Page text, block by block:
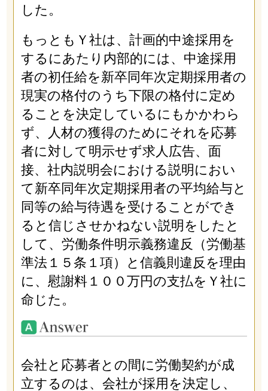
した。
もっともＹ社は、計画的中途採用を
するにあたり内部的には、中途採用
者の初任給を新卒同年次定期採用者の
現実の格付のうち下限の格付に定め
ることを決定しているにもかかわら
ず、人材の獲得のためにそれを応募
者に対して明示せず求人広告、面
接、社内説明会における説明におい
て新卒同年次定期採用者の平均給与と
同等の給与待遇を受けることができ
ると信じさせかねない説明をしたと
して、労働条件明示義務違反（労働基
準法１５条１項）と信義則違反を理由
に、慰謝料１００万円の支払をＹ社に
命じた。
会社と応募者との間に労働契約が成
立するのは、会社が採用を決定し、